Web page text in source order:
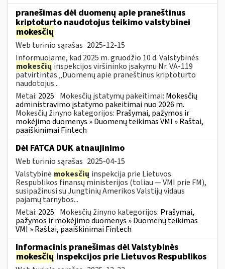
pranešimas dėl duomenų apie praneštinus
kriptoturto naudotojus teikimo valstybinei
mokesčių
Web turinio sąrašas 2025-12-15
Informuojame, kad 2025 m. gruodžio 10 d. Valstybinės
mokesčių inspekcijos viršininko įsakymu Nr. VA-119
patvirtintas „Duomenų apie praneštinus kriptoturto
naudotojus...
Metai: 2025 Mokesčių įstatymų pakeitimai: Mokesčių
administravimo įstatymo pakeitimai nuo 2026 m.
Mokesčių žinyno kategorijos: Prašymai, pažymos ir
mokėjimo duomenys » Duomenų teikimas VMI » Raštai,
paaiškinimai Fintech
Dėl FATCA DUK atnaujinimo
Web turinio sąrašas 2025-04-15
Valstybinė mokesčių inspekcija prie Lietuvos
Respublikos finansų ministerijos (toliau — VMI prie FM),
susipažinusi su Jungtinių Amerikos Valstijų vidaus
pajamų tarnybos...
Metai: 2025 Mokesčių žinyno kategorijos: Prašymai,
pažymos ir mokėjimo duomenys » Duomenų teikimas
VMI » Raštai, paaiškinimai Fintech
Informacinis pranešimas dėl Valstybinės
mokesčių inspekcijos prie Lietuvos Respublikos